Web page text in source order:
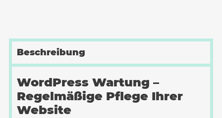
Beschreibung
WordPress Wartung –
Regelmäßige Pflege Ihrer
Website